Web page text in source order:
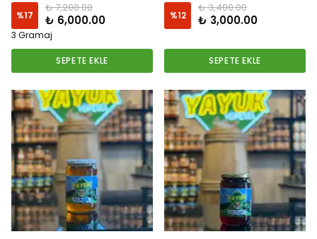
%17
₺ 7,200.00
₺ 6,000.00
3 Gramaj
SEPETE EKLE
%12
₺ 3,400.00
₺ 3,000.00
SEPETE EKLE